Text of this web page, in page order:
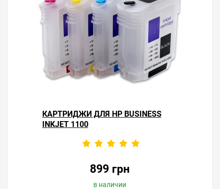
КАРТРИДЖИ ДЛЯ HP BUSINESS
INKJET 1100
899 грн
в наличии